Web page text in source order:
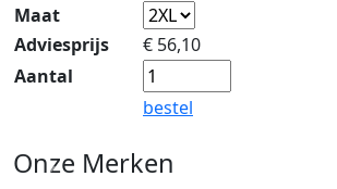
Maat
Adviesprijs
€ 56,10
Aantal
bestel
Onze Merken